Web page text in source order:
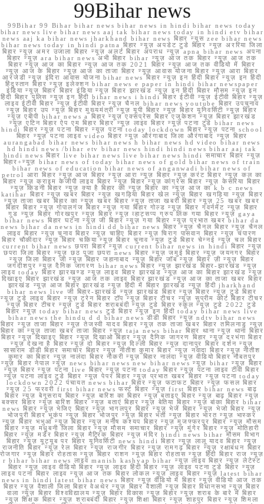
99Bihar news
99Bihar 99 Bihar bihar news bihar news in hindi bihar news today
bihar news live bihar news aaj tak bihar news today in hindi etv bihar
news aaj ka bihar news jharkhand bihar news बिहार न्यूस zee bihar news
bihar news today in hindi patna बिहार न्यूज़ अपडेट टुडे बिहार न्यूज़ अररिया जिला
बिहार न्यूज़ अमर उजाला बिहार न्यूज़ अलर्ट बिहार अपराध न्यूज़ apna bihar news अपना
बिहार न्यूज़ ara bihar news अभी बिहार bihar न्यूज़ आज तक बिहार न्यूज़ आज तक
बिहार न्यूज़ आज का बिहार न्यूज़ आज तक 2021 बिहार न्यूज़ आज तक वीडियो में बिहार
न्यूज़ आज के बिहार न्यूज़ आज का ताजा बिहार न्यूज़ आवास योजना बिहार न्यूज़ आरा बिहार
आरजेडी न्यूज़ इंदिरा आवास योजना bihar news बिहार न्यूज़ इन हिंदी बिहार न्यूज़ इन हिंदी
हिंदुस्तान बिहार न्यूज़ इलेक्शन bihar news e paper in hindi bihar newspaper
इंडिया न्यूज़ बिहार बिहार इंडिया न्यूज़ बिहार झारखंड न्यूज़ इन हिंदी बिहार मौसम न्यूज़ इन
हिंदी बिहार पुलिस न्यूज़ इन हिंदी bihar news i hindi बिहार ईटीवी न्यूज़ ईटीवी बिहार न्यूज़
लाइव ईटीवी बिहार न्यूज़ ईटीवी बिहार न्यूज़ चैनल bihar news youtube बिहार उपचुनाव
न्यूज़ बिहार उप न्यूज़ बिहार मुख्यमंत्री न्यूज़ यूपी बिहार न्यूज़ बिहार यूनिवर्सिटी न्यूज़ बिहार
न्यूज़ एबीपी bihar news a बिहार न्यूज़ एक्सप्रेस बिहार एजुकेशन न्यूज़ बिहार झारखंड
न्यूज़ एटिन बिहार ऐप एम बिहार बिहार न्यूज़ लाइव बिहार न्यूज़ पटना टुडे bihar news
hindi बिहार न्यूज़ पटना बिहार न्यूज़ पटना today lockdown बिहार न्यूज़ पटना school
बिहार न्यूज़ पटना लाइव video बिहार न्यूज़ औरंगाबाद जिला औरंगाबाद न्यूज़ बिहार
aurangabad bihar news bihar news h bihar news hd video bihar news
hd hindi news /bihar etv bihar news hindi hindi news bihar aaj tak
hindi news बिहार live bihar news live bihar news hindi समाचार बिहार न्यूज़
बिहार+न्यूज़ bihar news of today bihar news of gold bihar news of train
bihar news of education bihar news of anganwadi bihar news of
petrol आरा बिहार न्यूज़ आज बिहार न्यूज़ आरा न्यूज़ बिहार न्यूज़ करंट बिहार न्यूज़ कल का
बिहार न्यूज़ क्राइम केजीपी लाइव बिहार न्यूज़ बिहार न्यूज़ कांग्रेस बिहार न्यूज़ केसरिया बिहार
न्यूज़ किडनी बिहार न्यूज़ क्या है बिहार की न्यूज़ बिहार का न्यूज़ आज का k b c news
katihar बिहार न्यूज़ खबर बिहार न्यूज़ खगड़िया बिहार खेल न्यूज़ बिहार खगड़िया न्यूज़ बिहार
न्यूज़ ताजा खबर बिहार का न्यूज़ खबर बिहार न्यूज़ ताजा खबरी बिहार न्यूज़ 25 खबर खबर
बिहार बिहार न्यूज़ गोपालगंज बिहार न्यूज़ गया बिहार गोल्ड न्यूज़ बिहार गवर्नमेंट न्यूज़ बिहार
गुड न्यूज़ बिहार गोरखपुर न्यूज़ बिहार न्यूज़ व्हाट्सप्प ग्रुप लिंक गया बिहार न्यूज़ gaya
bihar news बिहार घटना न्यूज़ जी बिहार न्यूज़ गया बिहार न्यूज़ प्रभात खबर bihar da
news bihar da news in hindi dd bihar news बिहार न्यूज़ चैनल बिहार न्यूज़ चैनल
लाइव बिहार न्यूज़ चुनाव बिहार न्यूज़ चाहिए बिहार न्यूज़ चिराग पासवान बिहार न्यूज़ चंपारण
बिहार चौकीदार न्यूज़ बिहार चकिया न्यूज़ बिहार चुनाव न्यूज़ टुडे बिहार चेन्नई न्यूज़ चल बिहार
current bihar news छपरा बिहार न्यूज़ current bihar news in hindi बिहार न्यूज़
छपरा जिला बिहार न्यूज़ छठ पूजा छपरा news बिहार न्यूज़ जमुई बिहार न्यूज़ जयनगर बिहार
न्यूज़ जिला बिहार जी न्यूज़ बिहार जहानाबाद न्यूज़ बिहार जॉब न्यूज़ बिहार ज़ी न्यूज़ बिहार
जगदीशपुर न्यूज़ दैनिक जागरण bihar news बिहार न्यूज़ झारखंड बिहार-झारखंड न्यूज़
लाइव today बिहार झारखण्ड न्यूज़ लाइव बिहार झारखंड न्यूज़ आज का बिहार झारखंड न्यूज़
दिखाइए बिहार झारखंड न्यूज़ आज तक लाइव बिहार झारखंड न्यूज़ आज का ताजा खबर बिहार
झारखंड न्यूज़ आज बिहार झारखंड न्यूज़ हिंदी में बिहार झारखंड न्यूज़ हिंदी jharkhand
bihar news live जी बिहार-झारखंड न्यूज़ झारखंड बिहार न्यूज़ बिहार न्यूज़ टुडे बिहार
न्यूज़ टुडे लाइव बिहार न्यूज़ ट्रेन बिहार टॉप न्यूज़ बिहार टीचर न्यूज़ सुप्रीम कोर्ट बिहार टीचर
न्यूज़ बिहार टीचर न्यूज़ टुडे बिहार शराबबंदी न्यूज़ टुडे बिहार स्कूल न्यूज़ टुडे 2022 टुडे
बिहार न्यूज़ today bihar news टुडे बिहार न्यूज़ इन हिंदी today bihar news live
bihar news the hindu d d bihar news डीडी बिहार न्यूज़ ndtv bihar news
बिहार न्यूज़ ताजा बिहार न्यूज़ तेजस्वी यादव बिहार न्यूज़ तक ताजा खबर बिहार तमिलनाडु न्यूज़
बिहार का न्यूज़ ताजा खबर ताजा बिहार न्यूज़ taja news bihar बिहार थाना न्यूज़ थाना बिहार
बिहार न्यूज़ दिखाइए बिहार न्यूज़ दिखाओ बिहार न्यूज़ दैनिक जागरण बिहार न्यूज़ दरभंगा बिहार
न्यूज़ देखना है बिहार न्यूज़ दो बिहार न्यूज़ दिल्ली बिहार न्यूज़ दानापुर बिहार दर्शन न्यूज़
सासाराम डीडी बिहार समाचार बिहार न्यूज़ नीतीश कुमार बिहार न्यूज़ नवादा बिहार न्यूज़ नीतीश
कुमार का बिहार न्यूज़ नालंदा बिहार नौकरी न्यूज़ बिहार नालंदा न्यूज़ वीडियो बिहार नौबतपुर
न्यूज़ बिहार नेपाल न्यूज़ news bihar news new bihar news न्यूज़ bihar न्यूज़ बिहार
न्यूज़ बिहार न्यूज़ पटना live बिहार न्यूज़ पटना today बिहार न्यूज़ पटना लाइव टीवी बिहार
न्यूज़ पटना लाइव टुडे बिहार न्यूज़ पेपर बिहार न्यूज़ प्रभात खबर बिहार न्यूज़ पटना today
lockdown 2022 पंचायत news bihar बिहार न्यूज़ फटाफट बिहार न्यूज़ फसल बिहार
न्यूज़ 25 फरवरी first bihar news फर्स्ट बिहार न्यूज़ first बिहार bihar news बाढ़
बिहार न्यूज़ बेगूसराय बिहार न्यूज़ बारिश का बिहार न्यूज़ बताइए बिहार न्यूज़ बाढ़ बिहार न्यूज़
बक्सर बिहार न्यूज़ बारिश बिहार न्यूज़ बताएं बिहार न्यूज़ बेतिया बिहार न्यूज़ बांका बिहार bihar
news बिहार न्यूज़ भेजिए बिहार न्यूज़ भागलपुर बिहार न्यूज़ भेजें बिहार न्यूज़ भेजो बिहार न्यूज़
भोजपुरी बिहार भूकंप न्यूज़ बिहार भोजपुर न्यूज़ बिहार भर्ती न्यूज़ बिहार भारत न्यूज़ भास्कर
न्यूज़ बिहार भभुआ न्यूज़ बिहार न्यूज़ मनीष कश्यप बिहार न्यूज़ मुजफ्फरपुर बिहार न्यूज़ मौसम
बिहार न्यूज़ मधुबनी जिला बिहार न्यूज़ मौसम समाचार बिहार न्यूज़ मुंगेर बिहार न्यूज़ मोतिहारी
बिहार न्यूज़ मर्डर बिहार न्यूज़ मैट्रिक बिहार न्यूज़ मंदिर hindi news bihar मौसम विभाग
बिहार न्यूज़ यूट्यूब पर बिहार यूनिवर्सिटी news hindi बिहार न्यूज़ लालू यादव बिहार न्यूज़
राजनीति बिहार न्यूज़ रेल बिहार न्यूज़ राजगीर बिहार न्यूज़ रामगढ़ बिहार न्यूज़ रक्षाबंधन बिहार
रोजगार न्यूज़ बिहार रोहतास न्यूज़ बिहार राशन न्यूज़ बिहार रोहतास न्यूज़ हिंदी बिहार राज न्यूज़
r bihar bihar news लाइव manish kashyap bihar न्यूज़ लाइव बिहार न्यूज़ लेटेस्ट
बिहार न्यूज़ लाइव वीडियो बिहार न्यूज़ लाइव हिंदी बिहार न्यूज़ लाइव पटना टुडे बिहार न्यूज़
लाइव पटना बिहार लाइव न्यूज़ आज तक बिहार लोकल न्यूज़ लाइव बिहार न्यूज़ latest bihar
news in hindi latest bihar news बिहार न्यूज़ वीडियो में बिहार न्यूज़ वीडियो आज तक
बिहार न्यूज़ वैशाली जिला बिहार वेअथेर न्यूज़ बिहार वैशाली न्यूज़ बिहार विधानसभा न्यूज़ बिहार
वाला न्यूज़ बिहार विश्वविद्यालय न्यूज़ बिहार विकास न्यूज़ बिहार न्यूज़ शराब के बारे में बिहार
न्यूज़ शिक्षक बिहार न्यूज़ शराबबंदी बिहार न्यूज़ शिक्षा बिहार न्यूज़ शाहपुर बिहार न्यूज़ शिमला